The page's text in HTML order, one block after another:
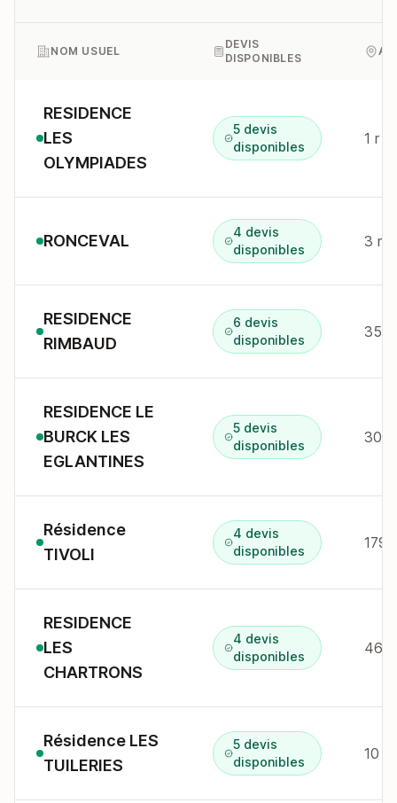
NOM USUEL
DEVIS
DISPONIBLES
RESIDENCE
LES
OLYMPIADES
5 devis
disponibles
1 r
RONCEVAL
4 devis
disponibles
3 r
RESIDENCE
RIMBAUD
6 devis
disponibles
35/
RESIDENCE LE
BURCK LES
EGLANTINES
5 devis
disponibles
30
Résidence
TIVOLI
4 devis
disponibles
179
RESIDENCE
LES
CHARTRONS
4 devis
disponibles
46T
Résidence LES
TUILERIES
5 devis
disponibles
10 r